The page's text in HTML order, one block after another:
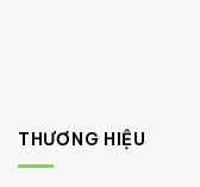
THƯƠNG HIỆU